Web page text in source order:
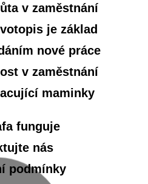
v zaměstnání
je základ
nové práce
v zaměstnání
maminky
funguje
nás
podmínky